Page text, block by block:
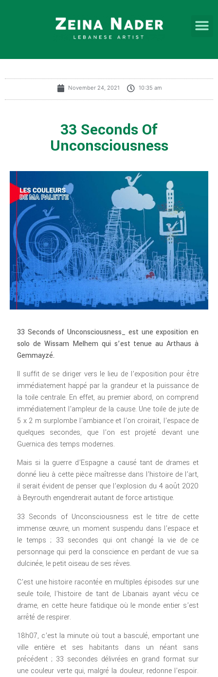
November 24, 2021 10:35 am
33 Seconds Of
Unconsciousness
33 Seconds of Unconsciousness_ est une exposition en
solo de Wissam Melhem qui s’est tenue au Arthaus à
Gemmayzé.
Il suffit de se diriger vers le lieu de l’exposition pour être
immédiatement happé par la grandeur et la puissance de
la toile centrale. En effet, au premier abord, on comprend
immédiatement l’ampleur de la cause. Une toile de jute de
5 x 2 m surplombe l’ambiance et l’on croirait, l’espace de
quelques secondes, que l’on est projeté devant une
Guernica des temps modernes.
Mais si la guerre d’Espagne a causé tant de drames et
donné lieu à cette pièce maîtresse dans l’histoire de l’art,
il serait évident de penser que l’explosion du 4 août 2020
à Beyrouth engendrerait autant de force artistique.
33 Seconds of Unconsciousness est le titre de cette
immense œuvre, un moment suspendu dans l’espace et
le temps ; 33 secondes qui ont changé la vie de ce
personnage qui perd la conscience en perdant de vue sa
dulcinée, le petit oiseau de ses rêves.
C’est une histoire racontée en multiples épisodes sur une
seule toile, l’histoire de tant de Libanais ayant vécu ce
drame, en cette heure fatidique où le monde entier s’est
arrêté de respirer.
18h07, c’est la minute où tout a basculé, emportant une
ville entière et ses habitants dans un néant sans
précédent ; 33 secondes délivrées en grand format sur
une couleur verte qui, malgré la douleur, redonne l’espoir.